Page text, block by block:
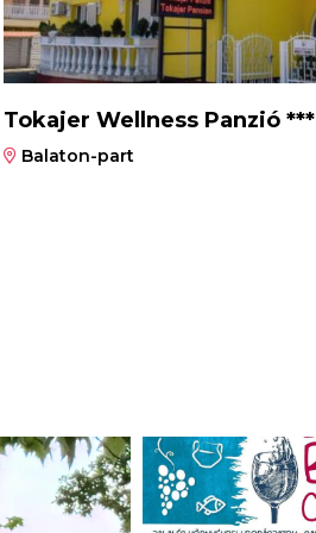
Tokajer Wellness Panzió ***
Balaton-part